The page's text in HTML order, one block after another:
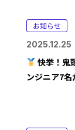
お知らせ
2025.12.25
快挙！鬼
ンジニア7名